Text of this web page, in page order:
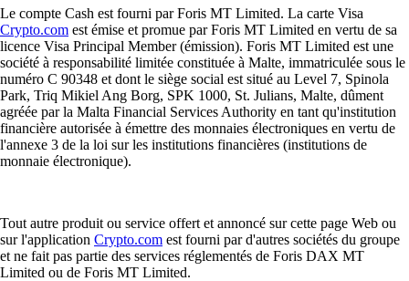
Le compte Cash est fourni par Foris MT Limited. La carte Visa
Crypto.com est émise et promue par Foris MT Limited en vertu de sa
licence Visa Principal Member (émission). Foris MT Limited est une
société à responsabilité limitée constituée à Malte, immatriculée sous le
numéro C 90348 et dont le siège social est situé au Level 7, Spinola
Park, Triq Mikiel Ang Borg, SPK 1000, St. Julians, Malte, dûment
agréée par la Malta Financial Services Authority en tant qu'institution
financière autorisée à émettre des monnaies électroniques en vertu de
l'annexe 3 de la loi sur les institutions financières (institutions de
monnaie électronique).
Tout autre produit ou service offert et annoncé sur cette page Web ou
sur l'application Crypto.com est fourni par d'autres sociétés du groupe
et ne fait pas partie des services réglementés de Foris DAX MT
Limited ou de Foris MT Limited.